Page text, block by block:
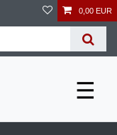
0,00 EUR
☰